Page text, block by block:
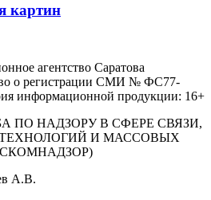
картин
агентство Саратова
о регистрации СМИ № ФС77-
информационной продукции: 16+
ПО НАДЗОРУ В СФЕРЕ СВЯЗИ,
И МАССОВЫХ
А.В.